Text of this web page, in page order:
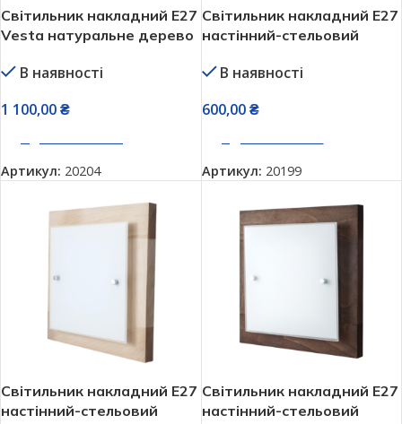
Світильник накладний Е27
Vesta натуральне дерево
В наявності
1 100,00₴
Артикул: 20204
Світильник накладний Е27
настінний-стельовий
(27882 nature)
В наявності
600,00₴
Артикул: 20199
Світильник накладний Е27
настінний-стельовий
Світильник накладний Е27
настінний-стельовий